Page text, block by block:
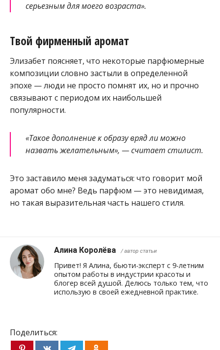
серьезным для моего возраста».
Твой фирменный аромат
Элизабет поясняет, что некоторые парфюмерные
композиции словно застыли в определенной
эпохе — люди не просто помнят их, но и прочно
связывают с периодом их наибольшей
популярности.
«Такое дополнение к образу вряд ли можно
назвать желательным», — считает стилист.
Это заставило меня задуматься: что говорит мой
аромат обо мне? Ведь парфюм — это невидимая,
но такая выразительная часть нашего стиля.
Алина Королёва / автор статьи
Привет! Я Алина, бьюти-эксперт с 9-летним
опытом работы в индустрии красоты и
блогер всей душой. Делюсь только тем, что
использую в своей ежедневной практике.
Поделиться: